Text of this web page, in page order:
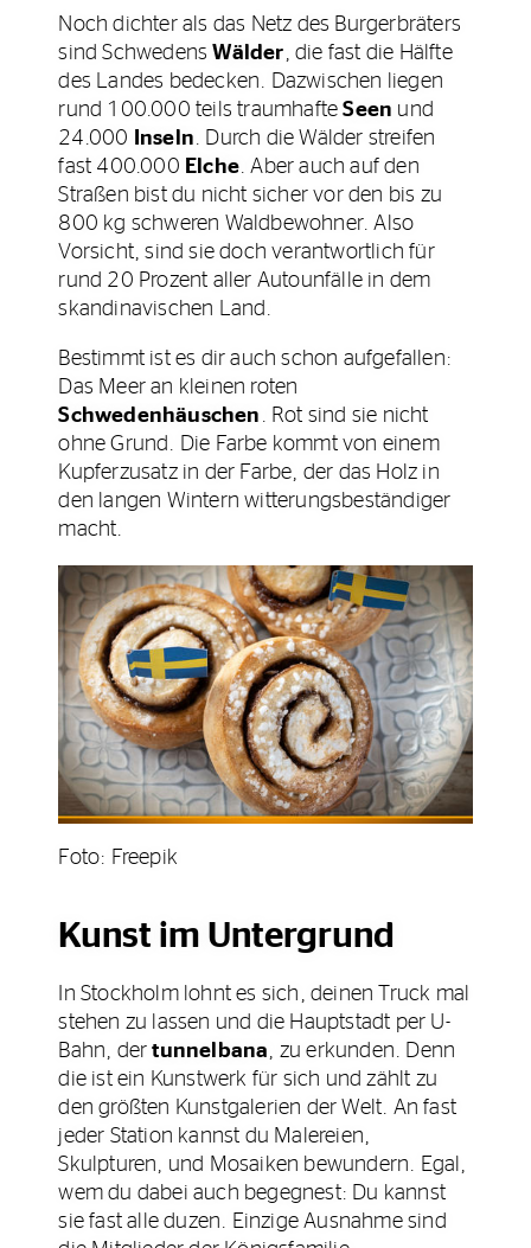
Noch dichter als das Netz des Burgerbräters
sind SchwedensWälder, die fast die Hälfte
des Landes bedecken. Dazwischen liegen
rund 100.000 teils traumhafteSeen und
24.000
Inseln. Durch die Wälder streifen
fast 400.000 Elche. Aber auch auf den
Straßen bist du nicht sicher vor den bis zu
800 kg schweren Waldbewohner. Also
Vorsicht, sind sie doch verantwortlich für
rund 20 Prozent aller Autounfälle in dem
skandinavischen Land.
Bestimmt ist es dir auch schon aufgefallen:
Das Meer an kleinen roten
Schwedenhäuschen . Rot sind sie nicht
ohne Grund. Die Farbe kommt von einem
Kupferzusatz in der Farbe, der das Holz in
den langen Wintern witterungsbeständiger
macht.
Foto: Freepik
Kunst im Untergrund
In Stockholm lohnt es sich, deinen Truck mal
stehen zu lassen und die Hauptstadt per U-
Bahn, dertunnelbana, zu erkunden. Denn
die ist ein Kunstwerk für sich und zählt zu
den größten Kunstgalerien der Welt. An fast
jeder Station kannst du Malereien,
Skulpturen, und Mosaiken bewundern. Egal,
wem du dabei auch begegnest: Du kannst
sie fast alle duzen. Einzige Ausnahme sind